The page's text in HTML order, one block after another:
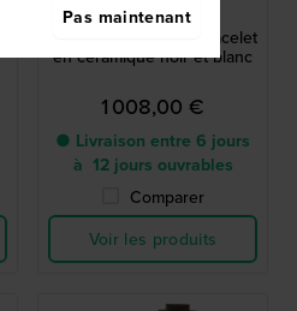
07.05054.10
True Square 19 mm Bracelet
en céramique noir et blanc
1 008,00 €
● Livraison entre 6 jours
à 12 jours ouvrables
Comparer
Voir les produits
Pas maintenant